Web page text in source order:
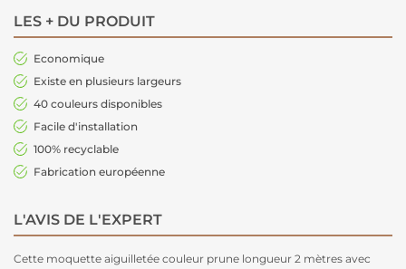
LES + DU PRODUIT
Economique
Existe en plusieurs largeurs
40 couleurs disponibles
Facile d'installation
100% recyclable
Fabrication européenne
L'AVIS DE L'EXPERT
Cette moquette aiguilletée couleur prune longueur 2 mètres avec